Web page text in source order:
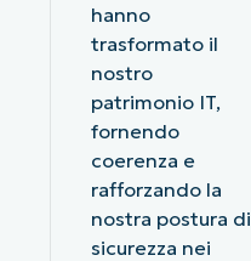
hanno
trasformato il
nostro
patrimonio IT,
fornendo
coerenza e
rafforzando la
nostra postura di
sicurezza nei